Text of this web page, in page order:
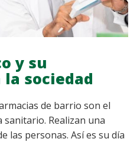
y su
sociedad
de barrio son el
Realizan una
las personas. Así es su día